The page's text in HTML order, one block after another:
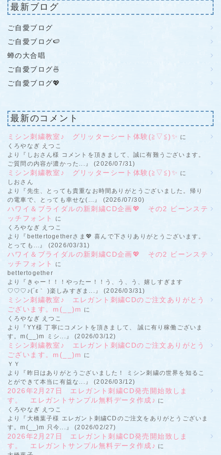
最新ブログ
ご自愛ブログ
ご自愛ブログ🍉
蝉の大合唱
ご自愛ブログ🍜
ご自愛ブログ💖
最新のコメント
ミシン刺繍教室♪ グリッターシート体験(≧▽≦)✨ に
くろやなぎ えつこ
より『しおさん様 コメントを頂きまして、誠に有難うございます。
ご質問の内容が濃かった...』 (2026/07/31)
ミシン刺繍教室♪ グリッターシート体験(≧▽≦)✨ に
しおさん
より『先生、とっても貴重なお時間ありがとうございました。帰り
の電車で、とっても幸せな(...』 (2026/07/30)
ハワイ＆ブライダルの新刺繍CD企画💖 その2 ビーンステ
ッチフォント
に
くろやなぎ えつこ
より『bettertogetherさま💖 喜んで下さりありがとうございます。
とっても...』 (2026/03/31)
ハワイ＆ブライダルの新刺繍CD企画💖 その2 ビーンステ
ッチフォント
に
bettertogether
より『きゃー！！！やったー！！う、う、う、嬉しすぎます
♡♡♡♪(´ε｀ )楽しみすぎま...』 (2026/03/31)
ミシン刺繍教室♪ エレガント刺繍CDのご注文ありがとう
ございます。m(__)m に
くろやなぎ えつこ
より『YY様 丁寧にコメントを頂きまして、 誠に有り稼働ございま
す。m(__)m ミシ...』 (2026/03/12)
ミシン刺繍教室♪ エレガント刺繍CDのご注文ありがとう
ございます。m(__)m に
ＹＹ
より『昨日はありがとうございました！ ミシン刺繍の世界を知るこ
とができて本当に有益な...』 (2026/03/12)
2026年2月27日 エレガント刺繍CD発売開始致しま
す。 エレガントサンプル無料データ作成♪ に
くろやなぎ えつこ
より『大橋葉子様 エレガント刺繍CDのご注文をありがとうございま
す。m(__)m 只今...』 (2026/02/27)
2026年2月27日 エレガント刺繍CD発売開始致しま
す。 エレガントサンプル無料データ作成♪ に